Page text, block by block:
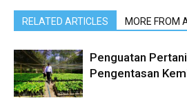
RELATED ARTICLES MORE FROM
Penguatan
Pengentasan